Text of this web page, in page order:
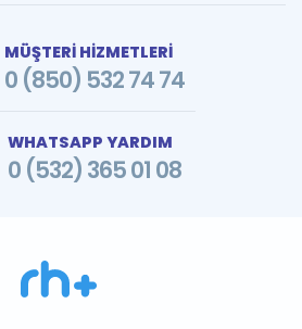
MÜŞTERİ HİZMETLERİ
0 (850) 532 74 74
WHATSAPP YARDIM
0 (532) 365 01 08